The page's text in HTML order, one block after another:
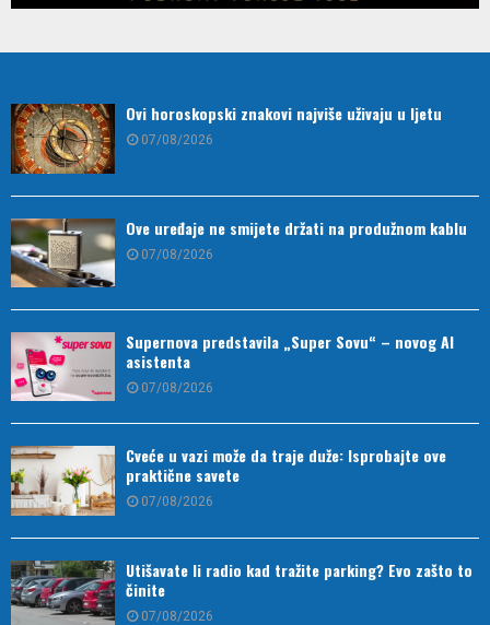
Ovi horoskopski znakovi najviše uživaju u ljetu
07/08/2026
Ove uređaje ne smijete držati na produžnom kablu
07/08/2026
Supernova predstavila „Super Sovu“ – novog AI
asistenta
07/08/2026
Cveće u vazi može da traje duže: Isprobajte ove
praktične savete
07/08/2026
Utišavate li radio kad tražite parking? Evo zašto to
činite
07/08/2026